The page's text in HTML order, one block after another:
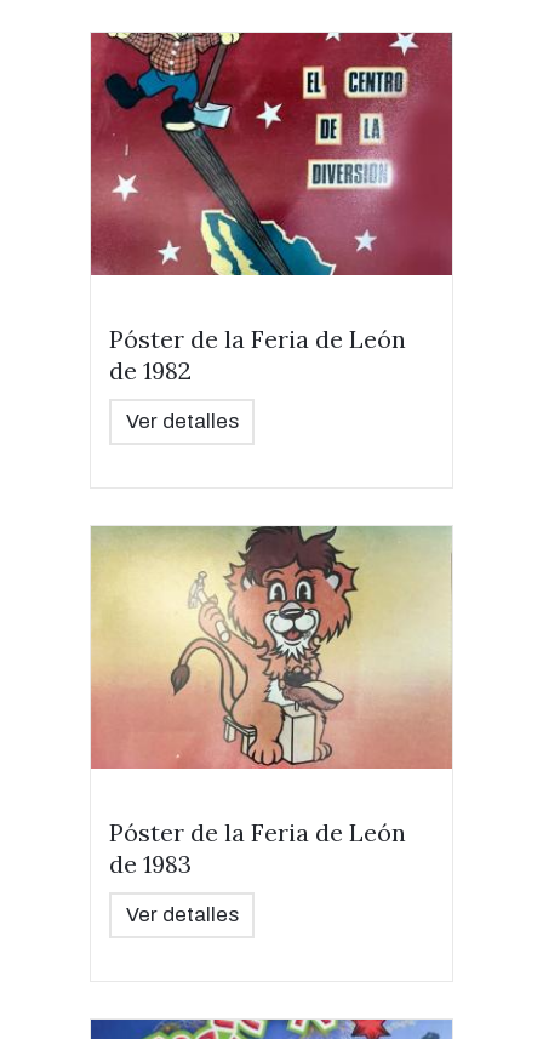
Póster de la Feria de León
de 1982
Ver detalles
Póster de la Feria de León
de 1983
Ver detalles